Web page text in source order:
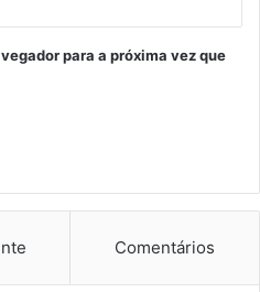
para a próxima vez que
Comentários